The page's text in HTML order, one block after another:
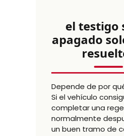
el testigo
apagado
Depende de por
Si el vehículo
completar una
normalmente
un buen tramo de